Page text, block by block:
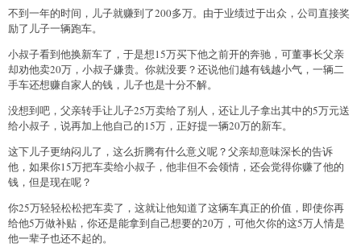
不到一年的时间，儿子就赚到了200多万。由于业绩过于出众，公司直接奖
励了儿子一辆跑车。
小叔子看到他换新车了，于是想15万买下他之前开的奔驰，可董事长父亲
却劝他卖20万，小叔子嫌贵。你就没要？还说他们越有钱越小气，一辆二
手车还想赚自家人的钱，儿子也是十分不解。
没想到吧，父亲转手让儿子25万卖给了别人，还让儿子拿出其中的5万元送
给小叔子，说再加上他自己的15万，正好提一辆20万的新车。
这下儿子更纳闷儿了，这么折腾有什么意义呢？父亲却意味深长的告诉
他，如果你15万把车卖给小叔子，他非但不会领情，还会觉得你赚了他的
钱，但是现在呢？
你25万轻轻松松把车卖了，这就让他知道了这辆车真正的价值，即使你再
给他5万做补贴，你还是能拿到自己想要的20万，可他欠你的这5万人情是
他一辈子也还不起的。